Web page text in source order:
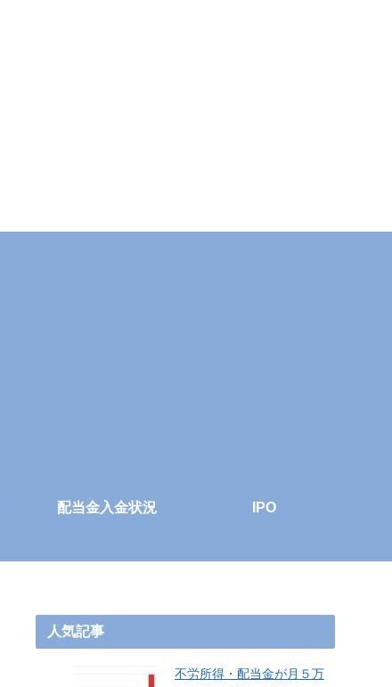
配当金入金状況 IPO
人気記事
不労所得・配当金が月５万